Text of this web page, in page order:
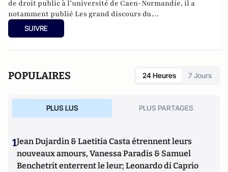
de droit public à l’université de Caen-Normandie, il a
notamment publié Les grand discours du
XXe siècle(Flammarion 2009) et co-dirigé
du conservatisme
SUIVRE
POPULAIRES 24 Heures 7 Jours
PLUS LUS PLUS PARTAGES
1Jean Dujardin & Laetitia Casta étrennent leurs
nouveaux amours, Vanessa Paradis & Samuel
Benchetrit enterrent le leur; Leonardo di Caprio